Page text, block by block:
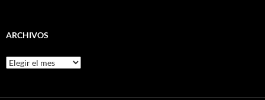
ARCHIVOS
Archivos